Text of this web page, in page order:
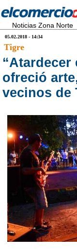
Noticias Zona Norte
05.02.2018 - 14:34
Tigre
“Atardecer
ofreció
vecinos de